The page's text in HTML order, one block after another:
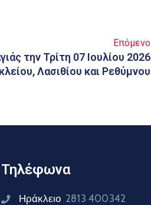
Επόμενο
την Τρίτη 07 Ιουλίου 2026
Λασιθίου και Ρεθύμνου
Τηλέφωνα
Ηράκλειο 2813 400342